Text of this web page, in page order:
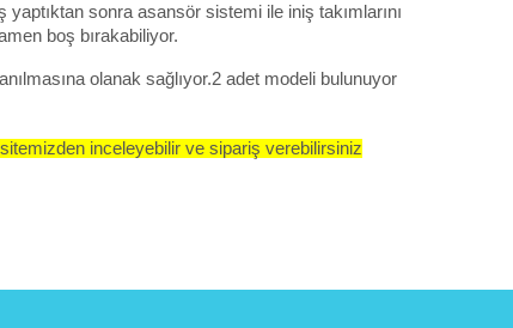
sonra asansör sistemi ile iniş takımlarını
boş bırakabiliyor.
olanak sağlıyor.2 adet modeli bulunuyor
inceleyebilir ve sipariş verebilirsiniz